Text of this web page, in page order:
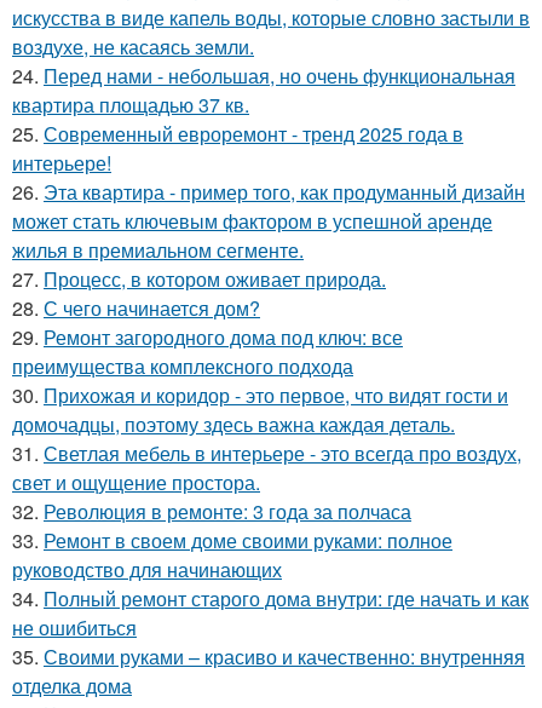
искусства в виде капель воды, которые словно застыли в
воздухе, не касаясь земли.
24. Перед нами - небольшая, но очень функциональная
квартира площадью 37 кв.
25. Современный евроремонт - тренд 2025 года в
интерьере!
26. Эта квартира - пример того, как продуманный дизайн
может стать ключевым фактором в успешной аренде
жилья в премиальном сегменте.
27. Процесс, в котором оживает природа.
28. С чего начинается дом?
29. Ремонт загородного дома под ключ: все
преимущества комплексного подхода
30. Прихожая и коридор - это первое, что видят гости и
домочадцы, поэтому здесь важна каждая деталь.
31. Светлая мебель в интерьере - это всегда про воздух,
свет и ощущение простора.
32. Революция в ремонте: 3 года за полчаса
33. Ремонт в своем доме своими руками: полное
руководство для начинающих
34. Полный ремонт старого дома внутри: где начать и как
не ошибиться
35. Своими руками – красиво и качественно: внутренняя
отделка дома